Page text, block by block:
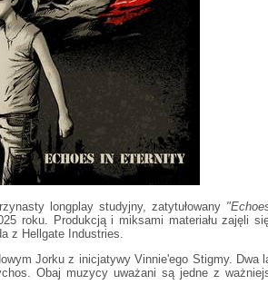
longplay studyjny, zatytułowany
roku. Produkcją i miksami materiału zajęli
z Hellgate Industries.
Jorku z inicjatywy Vinnie'ego Stigmy. Dwa
Obaj muzycy uważani są jedne z